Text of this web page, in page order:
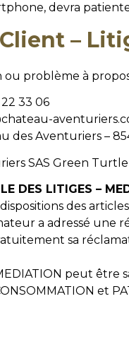
devra
–
problème à
33 06
des Aventuriers –
SAS Green
DES LITIGES –
des
a adressé une
sa
peut être
et